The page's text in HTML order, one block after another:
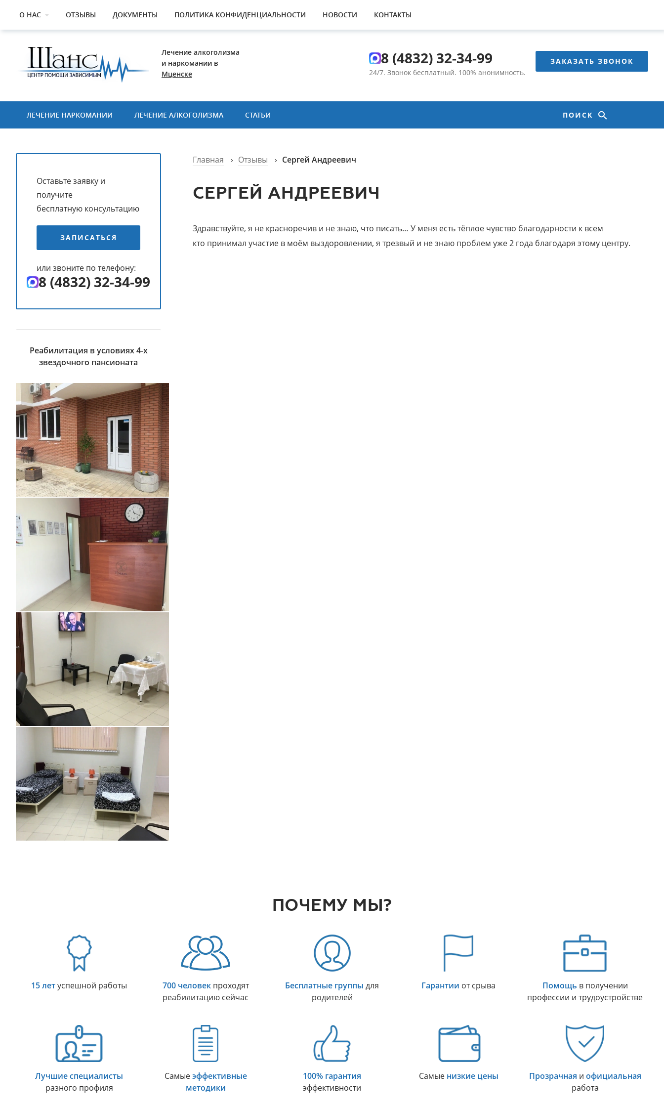
О НАС ОТЗЫВЫ ДОКУМЕНТЫ ПОЛИТИКА КОНФИДЕНЦИАЛЬНОСТИ НОВОСТИ КОНТАКТЫ
Лечение алкоголизма
и наркомании в
Мценске
8 (4832) 32-34-99
24/7. Звонок бесплатный. 100% анонимность.
ЗАКАЗАТЬ ЗВОНОК
ЛЕЧЕНИЕ НАРКОМАНИИ ЛЕЧЕНИЕ АЛКОГОЛИЗМА СТАТЬИ ПОИСК
Главная › Отзывы › Сергей Андреевич
СЕРГЕЙ АНДРЕЕВИЧ
Здравствуйте, я не красноречив и не знаю, что писать… У меня есть тёплое чувство благодарности к всем
кто принимал участие в моём выздоровлении, я трезвый и не знаю проблем уже 2 года благодаря этому центру.
Оставьте заявку и
получите
бесплатную консультацию
ЗАПИСАТЬСЯ
или звоните по телефону:
8 (4832) 32-34-99
Реабилитация в условиях 4-х
звездочного пансионата
ПОЧЕМУ МЫ?
15 летуспешной работы 700 человекпроходят
реабилитацию сейчас
Бесплатные группы для
родителей
Гарантии от срыва Помощь в получении
профессии и трудоустройстве
Лучшие специалисты
разного профиля
Самыеэффективные
методики
100% гарантия
эффективности
Самые низкие цены Прозрачная и официальная
работа